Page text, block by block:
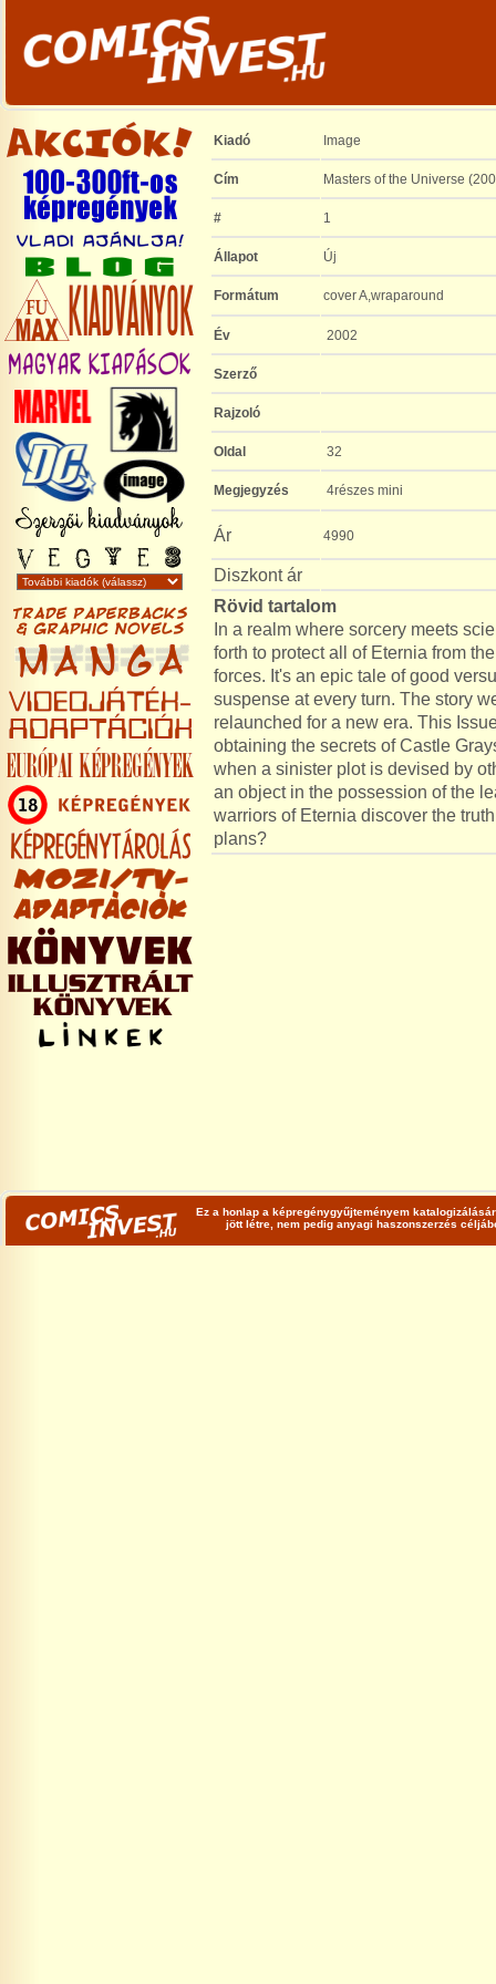
Kiadó Image
Cím Masters of the Universe
# 1
Állapot Új
Formátum cover A,wraparound
Év 2002
Szerző
Rajzoló
Oldal 32
Megjegyzés 4részes mini
Ár 4990
Diszkont ár
Rövid tartalom
In a realm where sorcery meets
forth to protect all of Eternia from
forces. It's an epic tale of good
suspense at every turn. The story
relaunched for a new era. This
obtaining the secrets of Castle
when a sinister plot is devised by
an object in the possession of the
warriors of Eternia discover the
plans?
Ez a honlap a képregénygyűjteményem
jött létre, nem pedig anyagi haszonszerzés